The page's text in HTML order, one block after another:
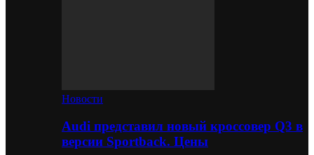
Новости
Audi представил новый кроссовер Q3 в
версии Sportback. Цены